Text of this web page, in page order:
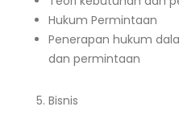
Hukum Permintaan
Penerapan hukum
dan permintaan
Bisnis